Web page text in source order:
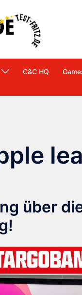
C&C HQ
über